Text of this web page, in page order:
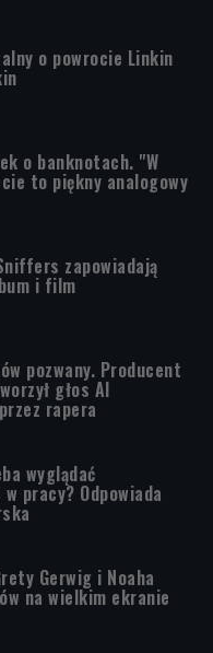
o powrocie Linkin
o banknotach. "W
to piękny analogowy
zapowiadają
i film
pozwany. Producent
głos AI
rapera
wyglądać
pracy? Odpowiada
Gerwig i Noaha
na wielkim ekranie